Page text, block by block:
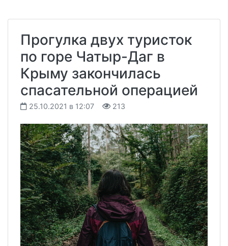
Прогулка двух туристок
по горе Чатыр-Даг в
Крыму закончилась
спасательной операцией
25.10.2021 в 12:07 213